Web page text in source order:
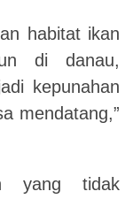
habitat ikan
di danau,
kepunahan
mendatang,”
yang tidak